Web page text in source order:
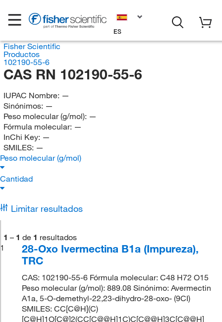
ES
Fisher Scientific
Productos
102190-55-6
CAS RN 102190-55-6
IUPAC Nombre: —
Sinónimos: —
Peso molecular (g/mol): —
Fórmula molecular: —
InChi Key: —
SMILES: —
Peso molecular (g/mol)
Cantidad
Limitar resultados
1 – 1 de 1 resultados
1
28-Oxo Ivermectina B1a (Impureza),
TRC
CAS: 102190-55-6 Fórmula molecular: C48 H72 O15
Peso molecular (g/mol): 889.08 Sinónimo: Avermectin
A1a, 5-O-demethyl-22,23-dihydro-28-oxo- (9CI)
SMILES: CC[C@H](C)
[C@H]1O[C@]2(CC[C@@H]1C)C[C@@H]3C[C@@H]